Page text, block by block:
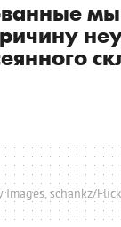
schankz/